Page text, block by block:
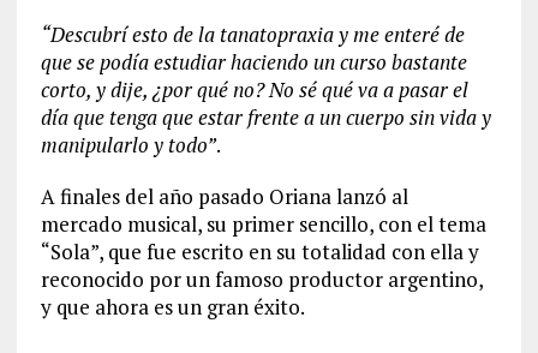
“Descubrí esto de la tanatopraxia y me enteré de
que se podía estudiar haciendo un curso bastante
corto, y dije, ¿por qué no? No sé qué va a pasar el
día que tenga que estar frente a un cuerpo sin vida y
manipularlo y todo”.
A finales del año pasado Oriana lanzó al
mercado musical, su primer sencillo, con el tema
“Sola”, que fue escrito en su totalidad con ella y
reconocido por un famoso productor argentino,
y que ahora es un gran éxito.